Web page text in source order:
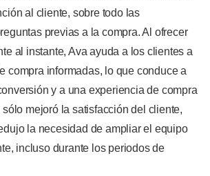
al cliente, sobre todo las
previas a la compra. Al ofrecer
al instante, Ava ayuda a los clientes a
compra informadas, lo que conduce a
y a una experiencia de compra
mejoró la satisfacción del cliente,
la necesidad de ampliar el equipo
incluso durante los periodos de